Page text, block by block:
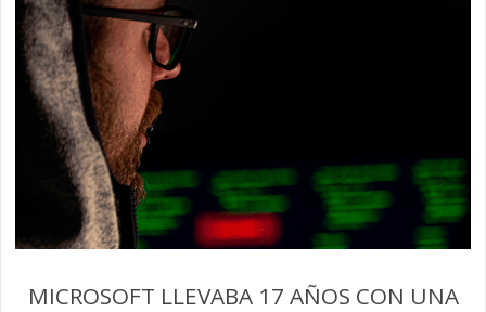
MICROSOFT LLEVABA 17 AÑOS CON UNA